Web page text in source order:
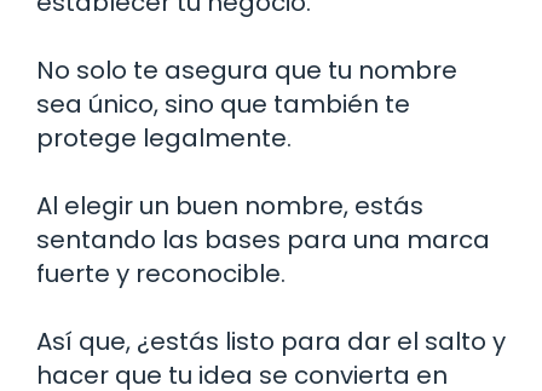
No solo te asegura que tu nombre
sea único, sino que también te
protege legalmente.
Al elegir un buen nombre, estás
sentando las bases para una marca
fuerte y reconocible.
Así que, ¿estás listo para dar el salto y
hacer que tu idea se convierta en